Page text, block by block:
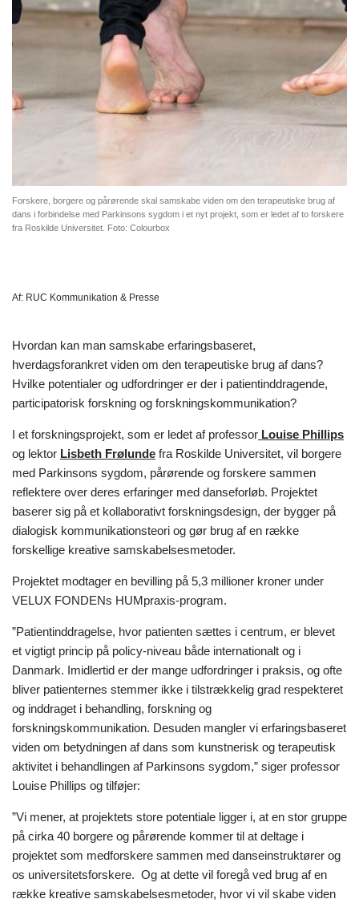
Forskere, borgere og pårørende skal samskabe viden om den terapeutiske brug af
dans i forbindelse med Parkinsons sygdom i et nyt projekt, som er ledet af to forskere
fra Roskilde Universitet. Foto: Colourbox
Af: RUC Kommunikation & Presse
Hvordan kan man samskabe erfaringsbaseret,
hverdagsforankret viden om den terapeutiske brug af dans?
Hvilke potentialer og udfordringer er der i patientinddragende,
participatorisk forskning og forskningskommunikation?
I et forskningsprojekt, som er ledet af professor Louise Phillips
og lektor Lisbeth Frølunde fra Roskilde Universitet, vil borgere
med Parkinsons sygdom, pårørende og forskere sammen
reflektere over deres erfaringer med danseforløb. Projektet
baserer sig på et kollaborativt forskningsdesign, der bygger på
dialogisk kommunikationsteori og gør brug af en række
forskellige kreative samskabelsesmetoder.
Projektet modtager en bevilling på 5,3 millioner kroner under
VELUX FONDENs HUMpraxis-program.
”Patientinddragelse, hvor patienten sættes i centrum, er blevet
et vigtigt princip på policy-niveau både internationalt og i
Danmark. Imidlertid er der mange udfordringer i praksis, og ofte
bliver patienternes stemmer ikke i tilstrækkelig grad respekteret
og inddraget i behandling, forskning og
forskningskommunikation. Desuden mangler vi erfaringsbaseret
viden om betydningen af dans som kunstnerisk og terapeutisk
aktivitet i behandlingen af Parkinsons sygdom,” siger professor
Louise Phillips og tilføjer:
”Vi mener, at projektets store potentiale ligger i, at en stor gruppe
på cirka 40 borgere og pårørende kommer til at deltage i
projektet som medforskere sammen med danseinstruktører og
os universitetsforskere. Og at dette vil foregå ved brug af en
række kreative samskabelsesmetoder, hvor vi vil skabe viden